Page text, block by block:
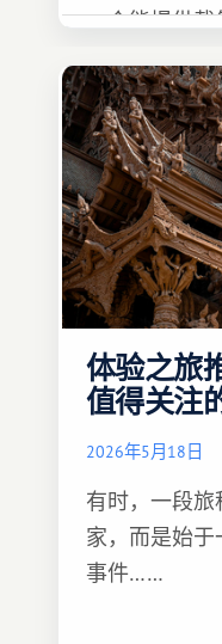
一个能提供
体验之旅
值得关注
2026年5月18日
有时，一段旅
家，而是始
事件……